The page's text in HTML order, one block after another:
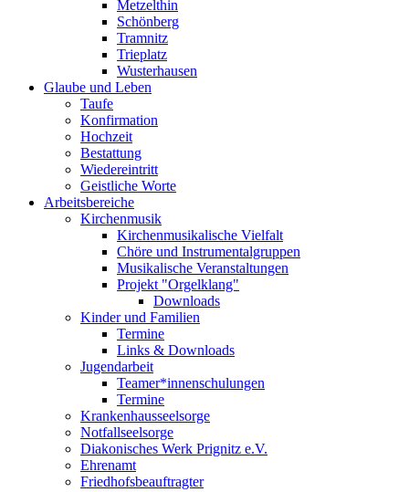
Metzelthin
Schönberg
Tramnitz
Trieplatz
Wusterhausen
Glaube und Leben
Taufe
Konfirmation
Hochzeit
Bestattung
Wiedereintritt
Geistliche Worte
Arbeitsbereiche
Kirchenmusik
Kirchenmusikalische Vielfalt
Chöre und Instrumentalgruppen
Musikalische Veranstaltungen
Projekt "Orgelklang"
Downloads
Kinder und Familien
Termine
Links & Downloads
Jugendarbeit
Teamer*innenschulungen
Termine
Krankenhausseelsorge
Notfallseelsorge
Diakonisches Werk Prignitz e.V.
Ehrenamt
Friedhofsbeauftragter